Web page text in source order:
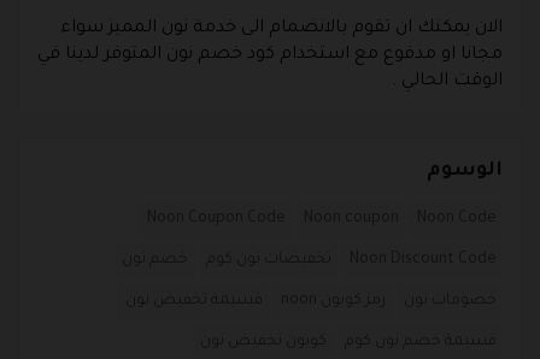
الان يمكنك ان تقوم بالانضمام الى خدمة نون المميز سواء
مجانا او مدفوع مع استخدام كود خصم نون المتوفر لدينا في
الوقت الحالي .
الوسوم